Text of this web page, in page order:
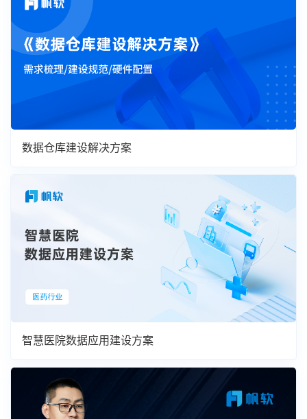
数据仓库建设解决方案
智慧医院数据应用建设方案